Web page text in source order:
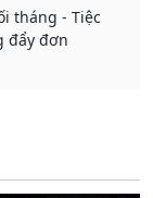
tháng - Tiệc
đẩy đơn